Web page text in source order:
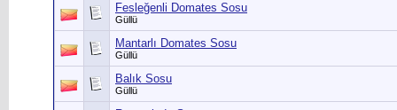
Fesleğenli Domates Sosu
Güllü
Mantarlı Domates Sosu
Güllü
Balık Sosu
Güllü